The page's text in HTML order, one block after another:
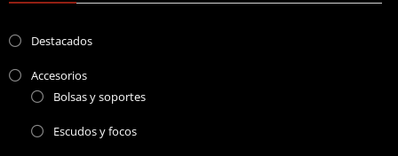
Destacados
Accesorios
Bolsas y soportes
Escudos y focos